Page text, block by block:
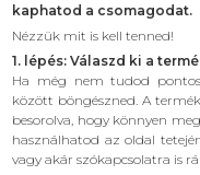
kaphatod a csomagodat.
Nézzük mit is kell tenned!
1. lépés: Válaszd ki a
Ha még nem tudod
között böngészned. A
besorolva, hogy könnyen
használhatod az oldal
vagy akár szókapcsolatra is